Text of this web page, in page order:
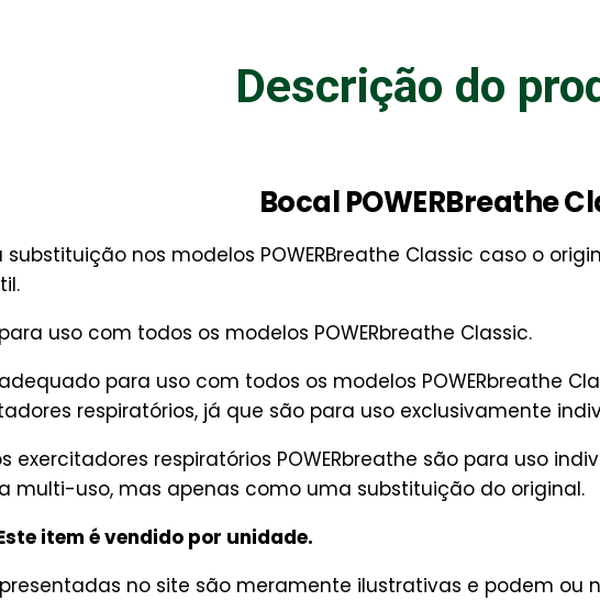
Descrição do
Bocal POWERBreathe
substituição nos modelos POWERBreathe Classic caso o
uso com todos os modelos POWERbreathe Classic.
para uso com todos os modelos POWERbreathe
respiratórios, já que são para uso exclusivamente
exercitadores respiratórios POWERbreathe são para uso
multi-uso, mas apenas como uma substituição do original.
item é vendido por unidade.
no site são meramente ilustrativas e podem ou